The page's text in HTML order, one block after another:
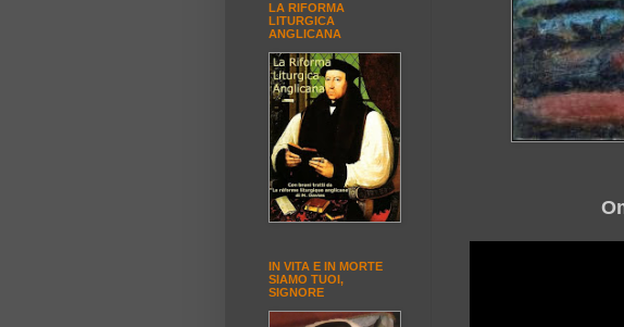
LA RIFORMA
LITURGICA
ANGLICANA
IN VITA E IN MORTE
SIAMO TUOI,
SIGNORE